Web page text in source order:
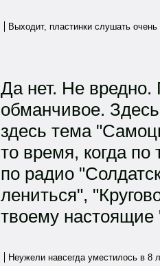
Выходит, пластинки слушать
Да нет. Не вредно.
обманчивое.
здесь тема
то время, когда по
по радио
лениться",
твоему
Неужели навсегда уместилось в 8